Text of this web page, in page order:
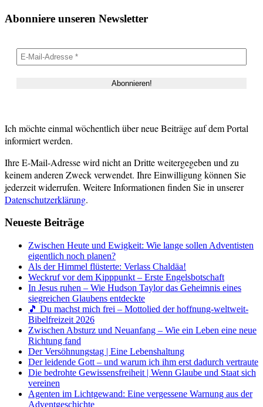
Abonniere unseren Newsletter
Ich möchte einmal wöchentlich über neue Beiträge auf dem Portal
informiert werden.
Ihre E-Mail-Adresse wird nicht an Dritte weitergegeben und zu
keinem anderen Zweck verwendet. Ihre Einwilligung können Sie
jederzeit widerrufen. Weitere Informationen finden Sie in unserer
Datenschutzerklärung.
Neueste Beiträge
Zwischen Heute und Ewigkeit: Wie lange sollen Adventisten
eigentlich noch planen?
Als der Himmel flüsterte: Verlass Chaldäa!
Weckruf vor dem Kipppunkt – Erste Engelsbotschaft
In Jesus ruhen – Wie Hudson Taylor das Geheimnis eines
siegreichen Glaubens entdeckte
🎵 Du machst mich frei – Mottolied der hoffnung-weltweit-
Bibelfreizeit 2026
Zwischen Absturz und Neuanfang – Wie ein Leben eine neue
Richtung fand
Der Versöhnungstag | Eine Lebenshaltung
Der leidende Gott – und warum ich ihm erst dadurch vertraute
Die bedrohte Gewissensfreiheit | Wenn Glaube und Staat sich
vereinen
Agenten im Lichtgewand: Eine vergessene Warnung aus der
Adventgeschichte